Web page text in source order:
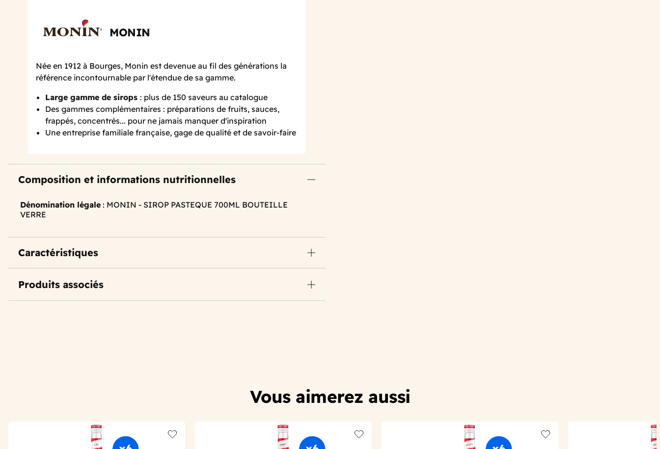
MONIN
Née en 1912 à Bourges, Monin est devenue au fil des générations la
référence incontournable par l'étendue de sa gamme.
Large gamme de sirops: plus de 150 saveurs au catalogue
Des gammes complémentaires : préparations de fruits, sauces,
frappés, concentrés... pour ne jamais manquer d'inspiration
Une entreprise familiale française, gage de qualité et de savoir-faire
Composition et informations nutritionnelles
Dénomination légale : MONIN - SIROP PASTEQUE 700ML BOUTEILLE
VERRE
Caractéristiques
Produits associés
Vous aimerez aussi